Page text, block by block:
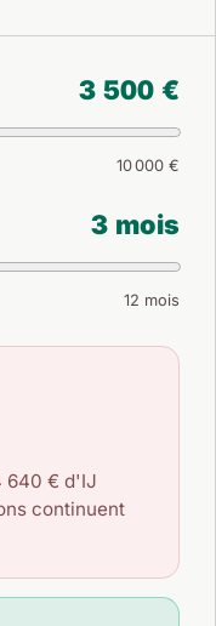
3 500 €
10 000 €
3 mois
12 mois
640 € d'IJ
continuent